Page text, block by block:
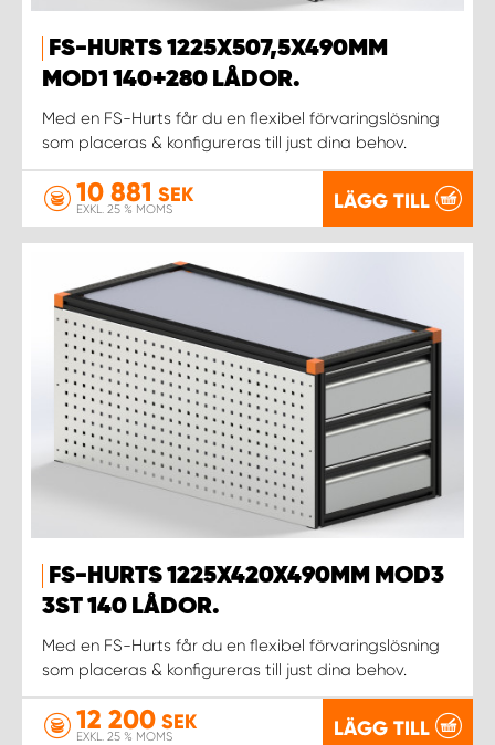
FS-HURTS 1225X507,5X490MM
MOD1 140+280 LÅDOR.
Med en FS-Hurts får du en flexibel förvaringslösning
som placeras & konfigureras till just dina behov.
10 881 SEK
EXKL. 25 % MOMS LÄGG TILL
FS-HURTS 1225X420X490MM MOD3
3ST 140 LÅDOR.
Med en FS-Hurts får du en flexibel förvaringslösning
som placeras & konfigureras till just dina behov.
12 200 SEK
EXKL. 25 % MOMS LÄGG TILL